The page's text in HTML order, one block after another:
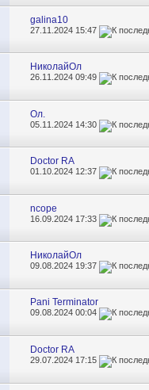
galina10
27.11.2024 15:47
НиколайОл
26.11.202409:49
Ол.
05.11.2024 14:30
Doctor RA
01.10.2024 12:37
ncope
16.09.2024 17:33
НиколайОл
09.08.2024 19:37
Pani Terminator
09.08.202400:04
Doctor RA
29.07.2024 17:15